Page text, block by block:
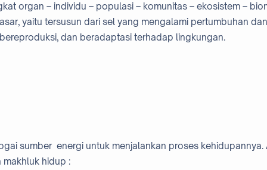
organ – individu – populasi – komunitas – ekosistem –
yaitu tersusun dari sel yang mengalami pertumbuhan dan
dan beradaptasi terhadap lingkungan.
sumber energi untuk menjalankan proses kehidupannya.
hidup :